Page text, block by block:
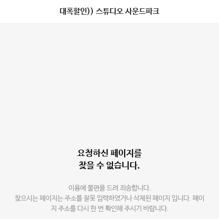
대폭할인)) 스튜디오 사운드파크
요청하신 페이지를
찾을 수 없습니다.
이용에 불편을 드려 죄송합니다.
찾으시는 페이지는 주소를 잘못 입력하였거나 삭제된 페이지 입니다. 페이
지 주소를 다시 한 번 확인해 주시기 바랍니다.